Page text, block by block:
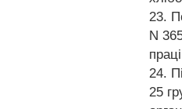
23.
N
24.
25